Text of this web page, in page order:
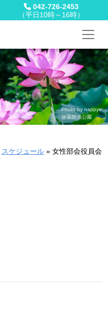
042-726-2453
（平日10時～16時）
Photo by nappye
@薬師池公園
スケジュール » 女性部会役員会